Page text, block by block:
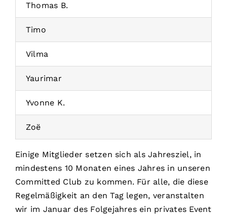
Thomas B.
Timo
Vilma
Yaurimar
Yvonne K.
Zoë
Einige Mitglieder setzen sich als Jahresziel, in
mindestens 10 Monaten eines Jahres in unseren
Committed Club zu kommen. Für alle, die diese
Regelmäßigkeit an den Tag legen, veranstalten
wir im Januar des Folgejahres ein privates Event